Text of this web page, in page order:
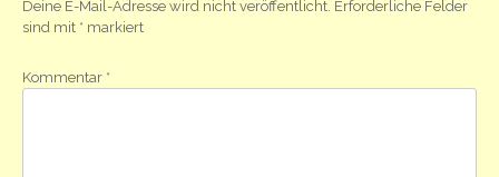
Deine E-Mail-Adresse wird nicht veröffentlicht. Erforderliche Felder
sind mit * markiert
Kommentar *